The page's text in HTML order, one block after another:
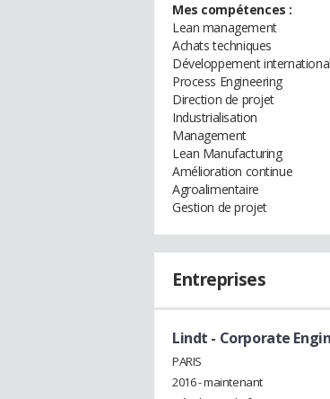
Mes compétences :
Lean management
Achats techniques
Développement international
Process Engineering
Direction de projet
Industrialisation
Management
Lean Manufacturing
Amélioration continue
Agroalimentaire
Gestion de projet
Entreprises
Lindt - Corporate
PARIS
2016 - maintenant